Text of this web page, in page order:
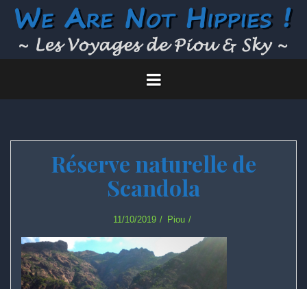
Skip
Réserve naturelle de
Scandola
11/10/2019 Piou